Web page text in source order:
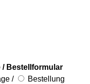
/ Bestellformular
/
Bestellung